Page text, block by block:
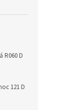
R060 D
121 D